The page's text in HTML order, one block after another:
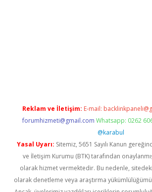
Reklam ve İletişim: E-mail:
forumhizmeti@gmail.com Whatsapp: 0262
@karabul
Yasal Uyarı: Sitemiz, 5651 Sayılı Kanun
ve İletişim Kurumu (BTK) tarafından
olarak hizmet vermektedir. Bu nedenle,
olarak denetleme veya araştırma